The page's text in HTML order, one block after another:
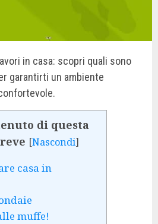
in casa: scopri quali sono
garantirti un ambiente
di questa
[Nascondi]
casa in
muffe!